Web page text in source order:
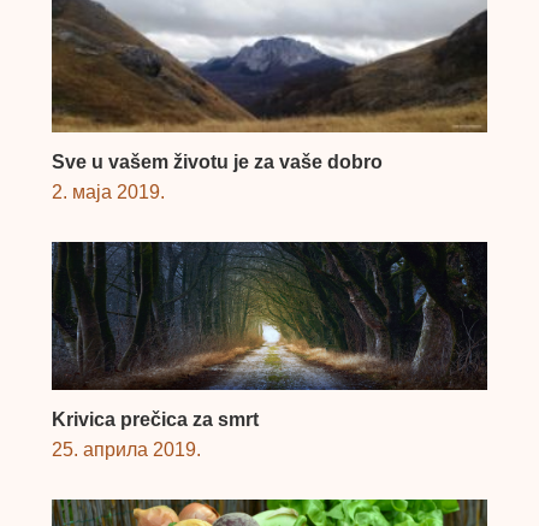
Sve u vašem životu je za vaše dobro
2. маја 2019.
Krivica prečica za smrt
25. априла 2019.